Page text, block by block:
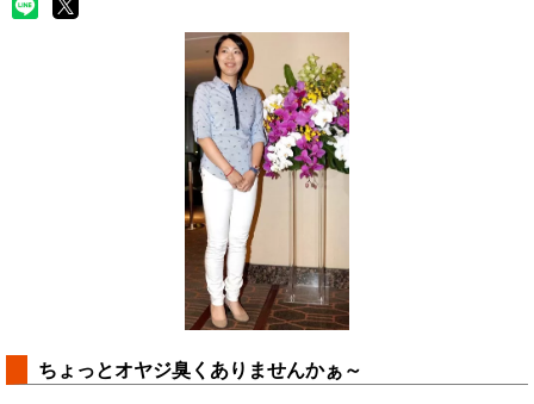
ちょっとオヤジ臭くありませんかぁ～